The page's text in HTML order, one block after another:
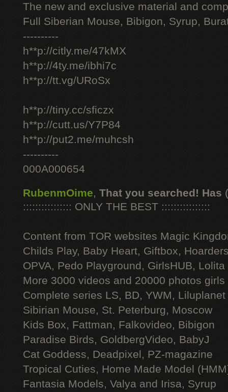
The new and exclusive material and
Full Siberian Mouse, Bibigon, Syrup,
----------
h**p://citly.me/47kMX
h**p://4ty.me/ibhi7c
h**p://tt.vg/URoSx
h**p://tiny.cc/sficzx
h**p://cutt.us/Y7P84
h**p://put2.me/muhcsh
----------
000A000654
RubenmOime, That you searched! Has
:::::::::::::::: ONLY THE BEST ::::::::::::::::
Content from TOR websites Magic
Childs Play, Baby Heart, Giftbox,
OPVA, Pedo Playground, GirlsHUB, Lolita
More 3000 videos and 20000 photos
Complete series LS, BD, YWM, Liluplanet
Sibirian Mouse, St. Peterburg, Moscow
Kids Box, Fattman, Falkovideo, Bibigon
Paradise Birds, GoldbergVideo, BabyJ
Cat Goddess, Deadpixel, PZ-magazine
Tropical Cuties, Home Made Model
Fantasia Models, Valya and Irisa, Syrup